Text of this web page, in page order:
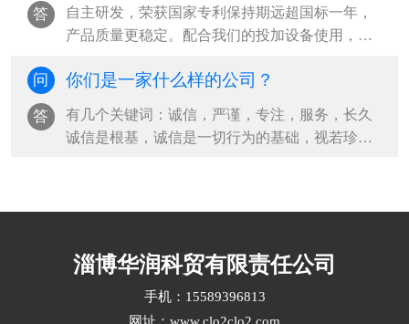
答
自主研发，荣获国家专利保持期远超国标一年，
产品质量更稳定。配合我们的投加设备使用，药
问 你们是一家什么样的公司？
答
有几个关键词：诚信，严谨，专注，服务，长久
诚信是根基，诚信是一切行为的基础，视若珍
淄博华润科贸有限责任公司
手机：15589396813